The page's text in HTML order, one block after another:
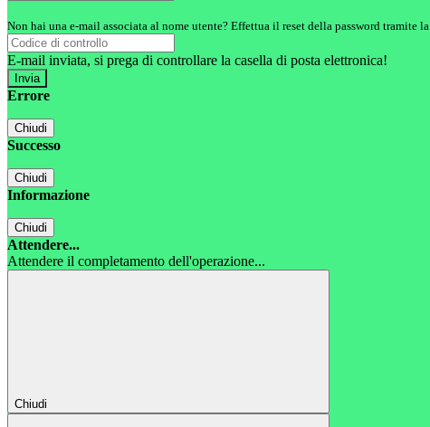
Non hai una e-mail associata al nome utente? Effettua il reset della password tramite la
E-mail inviata, si prega di controllare la casella di posta elettronica!
Errore
Chiudi
Successo
Chiudi
Informazione
Chiudi
Attendere...
Attendere il completamento dell'operazione...
Chiudi